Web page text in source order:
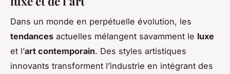
Dans un monde en perpétuelle évolution, les
tendances actuelles mélangent savamment le luxe
et l’art contemporain. Des styles artistiques
innovants transforment l’industrie en intégrant des